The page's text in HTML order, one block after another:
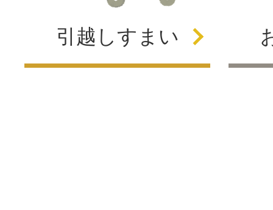
引越しすまい